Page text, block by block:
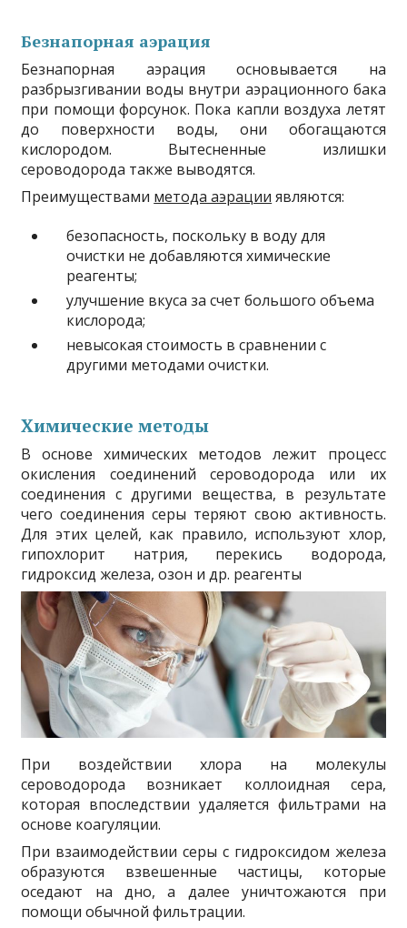
Безнапорная аэрация
Безнапорная аэрация основывается на
разбрызгивании воды внутри аэрационного бака
при помощи форсунок. Пока капли воздуха летят
до поверхности воды, они обогащаются
кислородом. Вытесненные излишки
сероводорода также выводятся.
Преимуществами метода аэрации являются:
безопасность, поскольку в воду для
очистки не добавляются химические
реагенты;
улучшение вкуса за счет большого объема
кислорода;
невысокая стоимость в сравнении с
другими методами очистки.
Химические методы
В основе химических методов лежит процесс
окисления соединений сероводорода или их
соединения с другими вещества, в результате
чего соединения серы теряют свою активность.
Для этих целей, как правило, используют хлор,
гипохлорит натрия, перекись водорода,
гидроксид железа, озон и др. реагенты
При воздействии хлора на молекулы
сероводорода возникает коллоидная сера,
которая впоследствии удаляется фильтрами на
основе коагуляции.
При взаимодействии серы с гидроксидом железа
образуются взвешенные частицы, которые
оседают на дно, а далее уничтожаются при
помощи обычной фильтрации.